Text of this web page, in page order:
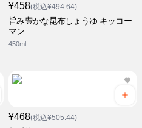
¥458(税込¥494.64)
旨み豊かな昆布しょうゆ キッコー
マン
450ml
¥468(税込¥505.44)